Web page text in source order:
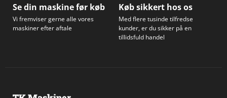
Se din maskine før køb
Vi fremviser gerne alle vores
maskiner efter aftale
Køb sikkert hos os
Med flere tusinde tilfredse
kunder, er du sikker på en
tillidsfuld handel